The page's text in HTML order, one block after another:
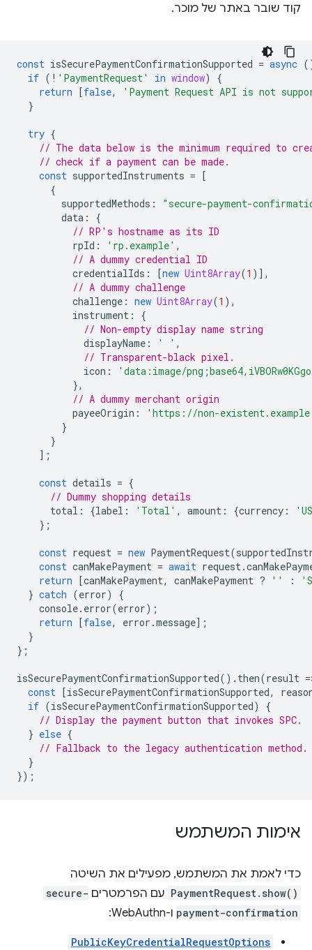
קוד שובר באתר של מוכר.
const isSecurePaymentConfirmationSupported = async
if ( ! 'PaymentRequest' in window)
{
return
[false,
'Payment Request API is not
}
try {
// The data below is the minimum required to
// check if a payment can be made.
const supportedInstruments =
[
{
supportedMethods :
"secure-payment-
data :
{
// RP's hostname as its ID
rpId : 'rp.example' ,
// A dummy credential ID
credentialIds : [new Uint8Array(1 )],
// A dummy challenge
challenge : new Uint8Array(1 ),
instrument :
{
// Non-empty display name string
displayName : ' ' ,
// Transparent-black pixel.
icon :
'data:image/
},
// A dummy merchant origin
payeeOrigin :
'https://non-
}
}
];
const details = {
// Dummy shopping details
total : {label : 'Total' , amount : {currency :
};
const request = new PaymentRequest(
const canMakePayment = await request.
return
[canMakePayment, canMakePayment ? '' :
} catch (error)
{
console. error(error);
return
[false, error .message];
}
};
isSecurePaymentConfirmationSupported(). then(result =
const
[isSecurePaymentConfirmationSupported,
if (isSecurePaymentConfirmationSupported)
{
// Display the payment button that invokes SPC.
} else {
// Fallback to the legacy authentication method.
}
});
אימות המשתמש
כדי לאמת את המשתמש, מפעילים את השיטה
PaymentRequest.show() עם הפרמטרים secure-
payment-confirmation ו-WebAuthn:
PublicKeyCredentialRequestOptions